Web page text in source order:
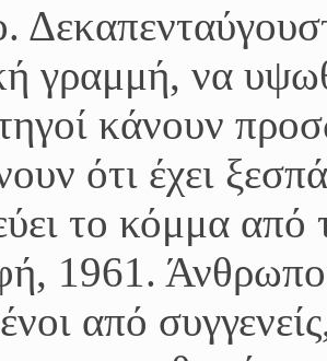
γραμμή, να
κάνουν
ότι έχει
το κόμμα από
1961.
από